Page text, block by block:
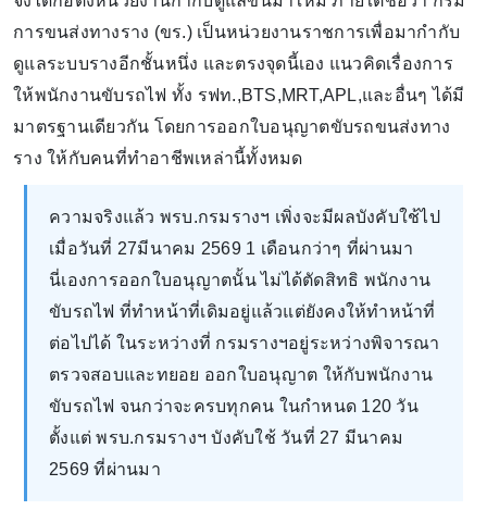
การขนส่งทางราง (ขร.) เป็นหน่วยงานราชการเพื่อมากำกับ
ดูแลระบบรางอีกชั้นหนึ่ง และตรงจุดนี้เอง แนวคิดเรื่องการ
ให้พนักงานขับรถไฟ ทั้ง รฟท.,BTS,MRT,APL,และอื่นๆ ได้มี
มาตรฐานเดียวกัน โดยการออกใบอนุญาตขับรถขนส่งทาง
ราง ให้กับคนที่ทำอาชีพเหล่านี้ทั้งหมด
ความจริงแล้ว พรบ.กรมรางฯ เพิ่งจะมีผลบังคับใช้ไป
เมื่อวันที่ 27มีนาคม 2569 1 เดือนกว่าๆ ที่ผ่านมา
นี่เองการออกใบอนุญาตนั้น ไม่ได้ตัดสิทธิ พนักงาน
ขับรถไฟ ที่ทำหน้าที่เดิมอยู่แล้วแต่ยังคงให้ทำหน้าที่
ต่อไปได้ ในระหว่างที่ กรมรางฯอยู่ระหว่างพิจารณา
ตรวจสอบและทยอย ออกใบอนุญาต ให้กับพนักงาน
ขับรถไฟ จนกว่าจะครบทุกคน ในกำหนด 120 วัน
ตั้งแต่ พรบ.กรมรางฯ บังคับใช้ วันที่ 27 มีนาคม
2569 ที่ผ่านมา